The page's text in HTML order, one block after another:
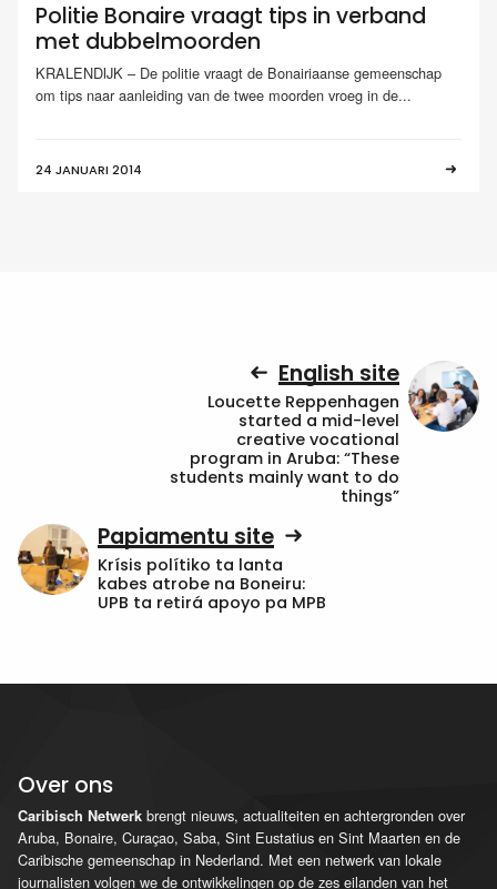
Politie Bonaire vraagt tips in verband
met dubbelmoorden
KRALENDIJK – De politie vraagt de Bonairiaanse gemeenschap
om tips naar aanleiding van de twee moorden vroeg in de...
24 JANUARI 2014
English site
Loucette Reppenhagen
started a mid-level
creative vocational
program in Aruba: “These
students mainly want to do
things”
Papiamentu site
Krísis polítiko ta lanta
kabes atrobe na Boneiru:
UPB ta retirá apoyo pa MPB
Over ons
Caribisch Netwerk brengt nieuws, actualiteiten en achtergronden over
Aruba, Bonaire, Curaçao, Saba, Sint Eustatius en Sint Maarten en de
Caribische gemeenschap in Nederland. Met een netwerk van lokale
journalisten volgen we de ontwikkelingen op de zes eilanden van het